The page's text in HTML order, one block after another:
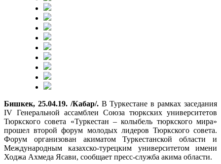
Бишкек, 25.04.19. /Кабар/.В Туркестане в рамках заседания
IV Генеральной ассамблеи Союза тюркских университетов
Тюркского совета «Туркестан – колыбель тюркского мира»
прошел второй форум молодых лидеров Тюркского совета.
Форум организован акиматом Туркестанской области и
Международным казахско-турецким университетом имени
Ходжа Ахмеда Ясави, сообщает пресс-служба акима области.